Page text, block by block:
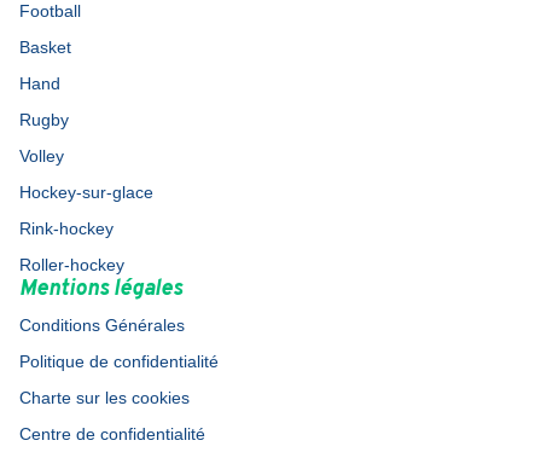
Football
Basket
Hand
Rugby
Volley
Hockey-sur-glace
Rink-hockey
Roller-hockey
Mentions légales
Conditions Générales
Politique de confidentialité
Charte sur les cookies
Centre de confidentialité